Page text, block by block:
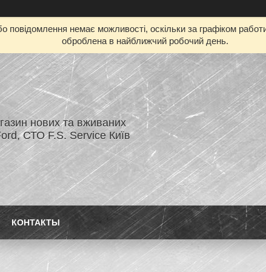
немає можливості, оскільки за графіком
оброблена в найближчий робочий день.
нових та вживаних
СТО F.S. Service Київ
КОНТАКТЫ